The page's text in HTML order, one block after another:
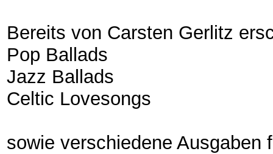
Bereits von Carsten Gerlitz
Pop Ballads
Jazz Ballads
Celtic Lovesongs
sowie verschiedene Ausgaben